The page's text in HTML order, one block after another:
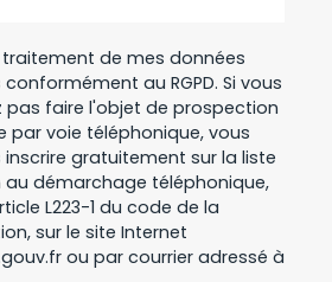
de mes données
au RGPD. Si vous
pas faire l'objet de prospection
par voie téléphonique, vous
inscrire gratuitement sur la liste
démarchage téléphonique,
L223-1 du code de la
sur le site Internet
ou par courrier adressé à